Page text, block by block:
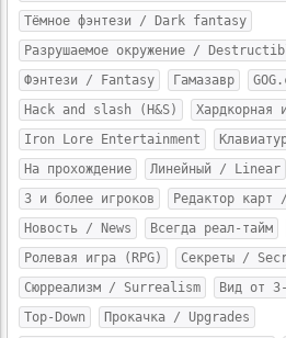
Тёмное фэнтези / Dark fantasy
Разрушаемое окружение /
Фэнтези / Fantasy
Гамазавр
Hack and slash (H&S)
Хардкорная
Iron Lore Entertainment
На прохождение
Линейный / Linear
3 и более игроков
Редактор
Новость / News
Всегда реал-тайм
Ролевая игра (RPG)
Секреты /
Сюрреализм / Surrealism
Вид от
Top-Down
Прокачка / Upgrades